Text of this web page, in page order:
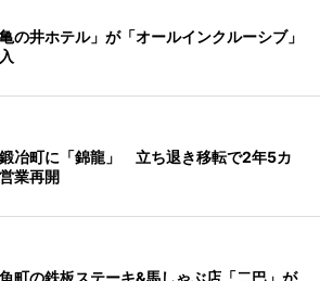
の井ホテル」が「オールインクルーシブ」
冶町に「錦龍」 立ち退き移転で2年5カ
業再開
町の鉄板ステーキ&馬しゃぶ店「二巴」が